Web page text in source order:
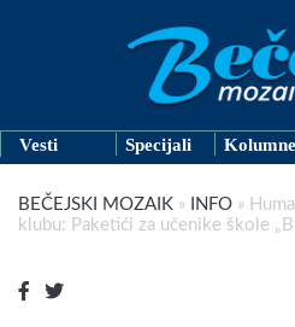
Vesti Specijali Kolumne
BEČEJSKI MOZAIK » INFO »
klubu: Paketići za učenike škole